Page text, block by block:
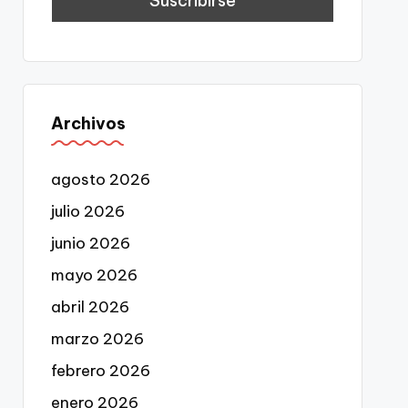
Archivos
agosto 2026
julio 2026
junio 2026
mayo 2026
abril 2026
marzo 2026
febrero 2026
enero 2026